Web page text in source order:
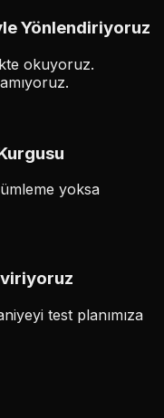
Yönlendiriyoruz
okuyoruz.
yoksa
test planımıza